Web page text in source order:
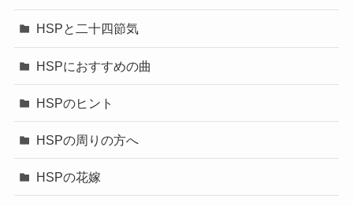
HSPと二十四節気
HSPにおすすめの曲
HSPのヒント
HSPの周りの方へ
HSPの花嫁